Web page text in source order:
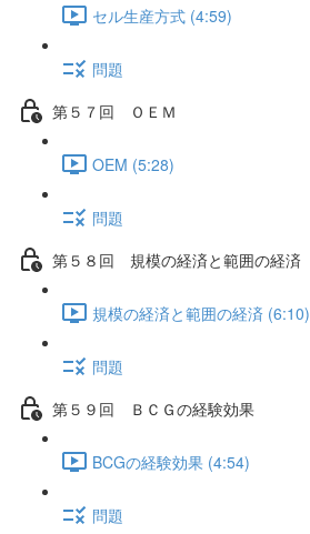
セル生産方式 (4:59)
問題
第５７回 ＯＥＭ
OEM (5:28)
問題
第５８回 規模の経済と範囲の経済
規模の経済と範囲の経済 (6:10)
問題
第５９回 ＢＣＧの経験効果
BCGの経験効果 (4:54)
問題